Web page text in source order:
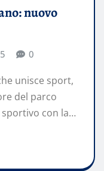
nuovo
0
unisce sport,
del parco
sportivo con la…